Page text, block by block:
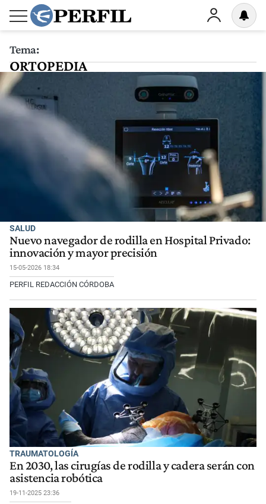
Tema:
ORTOPEDIA
SALUD
Nuevo navegador de rodilla en Hospital Privado:
innovación y mayor precisión
15-05-2026 18:34
PERFIL REDACCIÓN CÓRDOBA
TRAUMATOLOGÍA
En 2030, las cirugías de rodilla y cadera serán con
asistencia robótica
19-11-2025 23:36